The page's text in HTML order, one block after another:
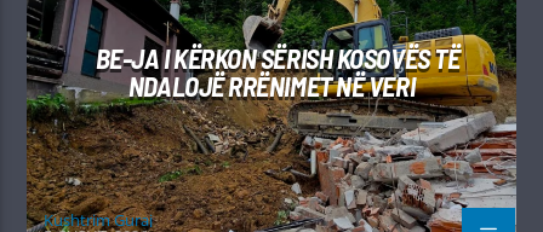
BE-JA I KËRKON SËRISH KOSOVËS TË
NDALOJË RRËNIMET NË VERI
Kushtrim Guraj